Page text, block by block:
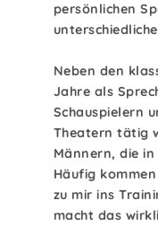
persönlichen
Neben den
Jahre als
Schauspielern
Theatern tätig
Männern, die
Häufig
zu mir ins
macht das